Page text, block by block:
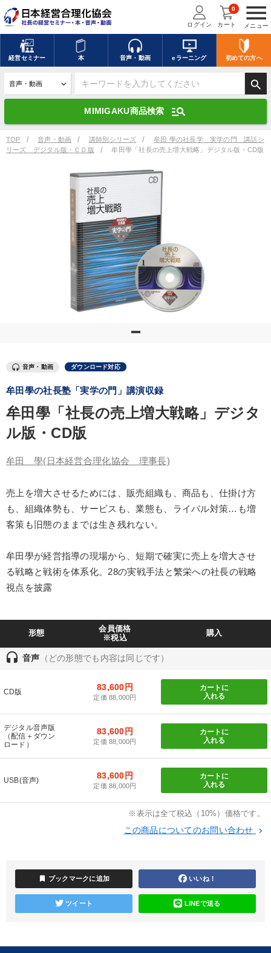
menu
メニュー
ログイン カート
0
経営セミナー 本 音声・動画 eラーニング 初めての方へ
search
MIMIGAKU商品検索 manage_search
キーワードを入力して探す
デジタル版対応のみ検索結果に表示する
search 上記の条件で検索
全国経営者セミナー講演収録物（全1315タイトル）からお探しいただけ
優秀各社の智恵と戦略 事業家のロマンと経営
若手異才経営者の発想 専門家のアドバイス
テーマ
経営戦略・経営実務
業種
卸売・小売・飲食業 建設・不動産業
IT・サービス・金融業 コンサルタント 専門家
デジタルマーケティング 教育 トレンド 早わかり
※「更新」を押すと「テーマ」「キーワード」を更新いただけます。
ondemand_video 経営音声・動画を探す refresh
カテゴリー
2025年春季全国経営者セミナー収録講演ＣＤ・講演ＤＶＤ・デジ
148回夏季大会 【5月】音声・映像 井上和弘の財務力UP
【1月】音声・映像
【6月】音声・映像 成功哲学・人間学
TOP 音声・動画 講師別シリーズ
牟田 學の社長学 実学の門 講話シ
リーズ デジタル版・ＣＤ版
牟田學「社長の売上増大戦略」デジタル版・CD版
音声・動画 ダウンロード対応
牟田學の社長塾「実学の門」講演収録
牟田學「社長の売上増大戦略」デジタ
ル版・CD版
牟田 學(日本経営合理化協会 理事長)
売上を増大させるためには、販売組織も、商品も、仕掛け方
も、組織体勢も、サービスも、業態も、ライバル対策…も増
客策も旧態のままでは生き残れない。
牟田學が経営指導の現場から、短期で確実に売上を増大させ
る戦略と戦術を体系化。28の実戦手法と繁栄への社長の戦略
視点を披露
形態
会員価格
※税込
購入
headset 音声 （どの形態でも内容は同じです）
CD版 83,600円
定価 88,000円
カートに
入れる
デジタル音声版
（配信＋ダウン
ロード）
83,600円
定価 88,000円
カートに
入れる
USB(音声) 83,600円
定価 88,000円
カートに
入れる
※表示は全て税込（10%）価格です。
この商品についてのお問い合わせ keyboard_arrow_right
bookmark ブックマークに追加 いいね！
ツイート LINEで送る